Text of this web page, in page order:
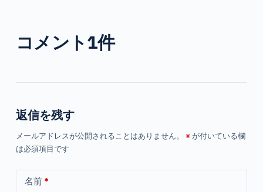
コメント1件
返信を残す
メールアドレスが公開されることはありません。 ※が付いている欄
は必須項目です
名前*